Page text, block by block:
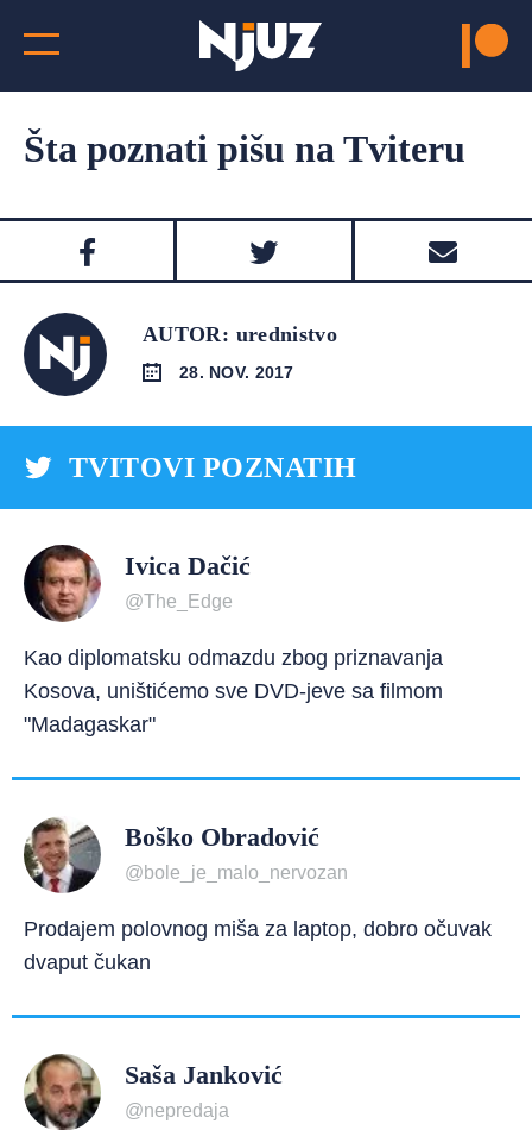
Šta poznati pišu na Tviteru
AUTOR: urednistvo
28. NOV. 2017
TVITOVI POZNATIH
Ivica Dačić
@The_Edge
Kao diplomatsku odmazdu zbog priznavanja
Kosova, uništićemo sve DVD-jeve sa filmom
"Madagaskar"
Boško Obradović
@bole_je_malo_nervozan
Prodajem polovnog miša za laptop, dobro očuvak
dvaput čukan
Saša Janković
@nepredaja